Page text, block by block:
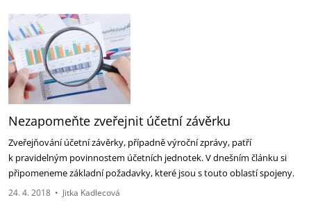
Nezapomeňte zveřejnit účetní závěrku
Zveřejňování účetní závěrky, případně výroční zprávy, patří
k pravidelným povinnostem účetních jednotek. V dnešním článku si
připomeneme základní požadavky, které jsou s touto oblastí spojeny.
24. 4. 2018 • Jitka Kadlecová